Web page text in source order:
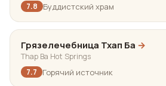
7.8
Буддистский храм
Грязелечебница Тхап Ба →
Thap Ba Hot Springs
7.7
Горячий источник